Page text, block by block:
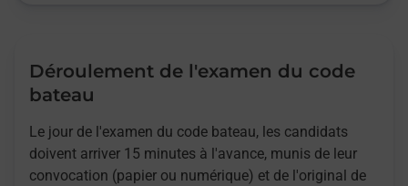
Déroulement de l'examen du code
bateau
Le jour de l'examen du code bateau, les candidats
doivent arriver 15 minutes à l'avance, munis de leur
convocation (papier ou numérique) et de l'original de